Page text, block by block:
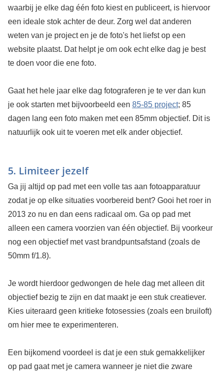
waarbij je elke dag één foto kiest en publiceert, is hiervoor
een ideale stok achter de deur. Zorg wel dat anderen
weten van je project en je de foto's het liefst op een
website plaatst. Dat helpt je om ook echt elke dag je best
te doen voor die ene foto.
Gaat het hele jaar elke dag fotograferen je te ver dan kun
je ook starten met bijvoorbeeld een 85-85 project; 85
dagen lang een foto maken met een 85mm objectief. Dit is
natuurlijk ook uit te voeren met elk ander objectief.
5. Limiteer jezelf
Ga jij altijd op pad met een volle tas aan fotoapparatuur
zodat je op elke situaties voorbereid bent? Gooi het roer in
2013 zo nu en dan eens radicaal om. Ga op pad met
alleen een camera voorzien van één objectief. Bij voorkeur
nog een objectief met vast brandpuntsafstand (zoals de
50mm f/1.8).
Je wordt hierdoor gedwongen de hele dag met alleen dit
objectief bezig te zijn en dat maakt je een stuk creatiever.
Kies uiteraard geen kritieke fotosessies (zoals een bruiloft)
om hier mee te experimenteren.
Een bijkomend voordeel is dat je een stuk gemakkelijker
op pad gaat met je camera wanneer je niet die zware